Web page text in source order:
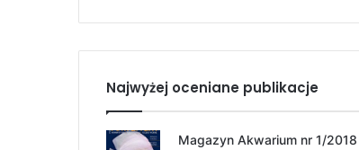
Najwyżej oceniane publikacje
Magazyn Akwarium nr 1/2018